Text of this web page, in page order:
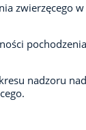
zwierzęcego
pochodzenia
nadzoru nad